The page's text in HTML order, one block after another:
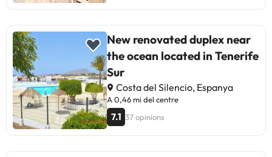
New renovated duplex near
the ocean located in Tenerife
Sur
Costa del Silencio, Espanya
A 0,46 mi del centre
7.1 37 opinions